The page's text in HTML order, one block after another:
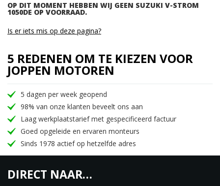
OP DIT MOMENT HEBBEN WIJ GEEN SUZUKI V-STROM
1050DE OP VOORRAAD.
Is er iets mis op deze pagina?
5 REDENEN OM TE KIEZEN VOOR
JOPPEN MOTOREN
5 dagen per week geopend
98% van onze klanten beveelt ons aan
Laag werkplaatstarief met gespecificeerd factuur
Goed opgeleide en ervaren monteurs
Sinds 1978 actief op hetzelfde adres
DIRECT NAAR…